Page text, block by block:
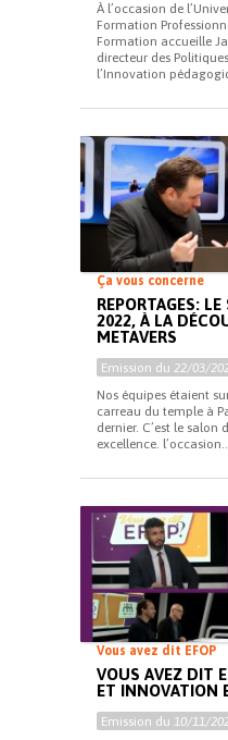
À l’occasion de
Formation
Formation accueille
directeur des
l’Innovation
Ça vous concerne
REPORTAGES:
2022, À LA
METAVERS
Emission du 22/03/
Nos équipes étaient
carreau du temple à
dernier. C’est le
excellence.
Vous avez dit EFOP
VOUS AVEZ DIT
ET INNOVATION
Emission du 10/11/